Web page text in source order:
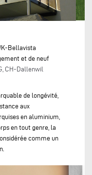
Bellavista
et de neuf
CH-Dallenwil
de longévité,
aux
en aluminium,
en tout genre, la
comme un